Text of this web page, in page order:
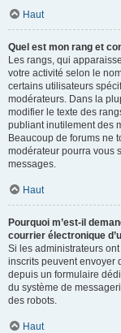
Haut
Quel est mon rang et
Les rangs, qui
votre activité selon le
certains utilisateurs
modérateurs. Dans la
modifier le texte des
publiant inutilement des
Beaucoup de forums ne
modérateur pourra vous
messages.
Haut
Pourquoi m’est-il
courrier électronique
Si les administrateurs
inscrits peuvent envoyer
depuis un formulaire
du système de
des robots.
Haut